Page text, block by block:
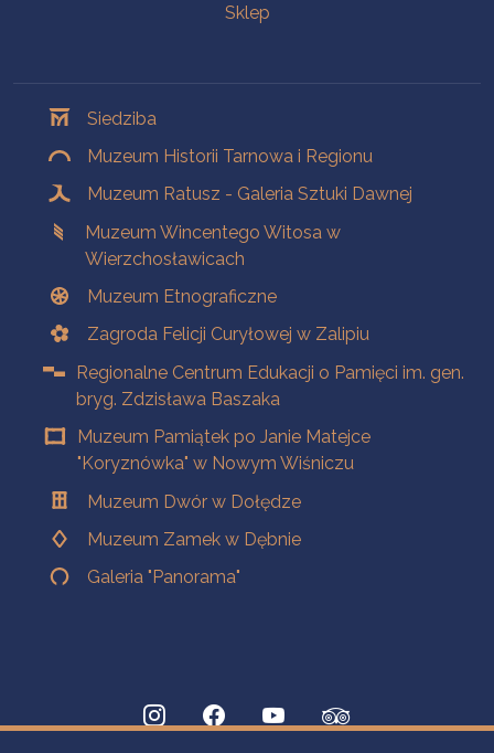
Sklep
Siedziba
Muzeum Historii Tarnowa i Regionu
Muzeum Ratusz - Galeria Sztuki Dawnej
Muzeum Wincentego Witosa w
Wierzchosławicach
Muzeum Etnograficzne
Zagroda Felicji Curyłowej w Zalipiu
Regionalne Centrum Edukacji o Pamięci im. gen.
bryg. Zdzisława Baszaka
Muzeum Pamiątek po Janie Matejce
"Koryznówka" w Nowym Wiśniczu
Muzeum Dwór w Dołędze
Muzeum Zamek w Dębnie
Galeria "Panorama"